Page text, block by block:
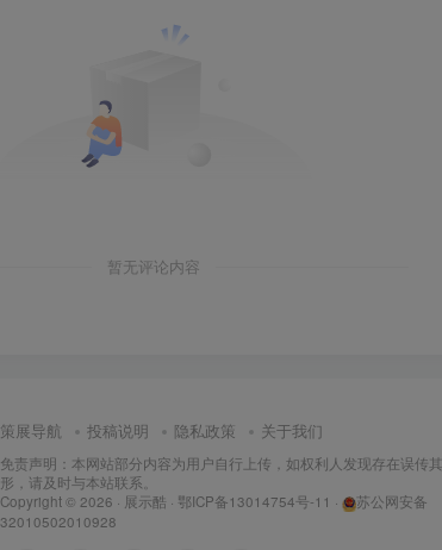
暂无评论内容
策展导航 投稿说明 隐私政策 关于我们
免责声明：本网站部分内容为用户自行上传，如权利人发现存在误传
形，请及时与本站联系。
Copyright © 2026 · 展示酷 · 鄂ICP备13014754号-11 ·
苏公网安备
32010502010928